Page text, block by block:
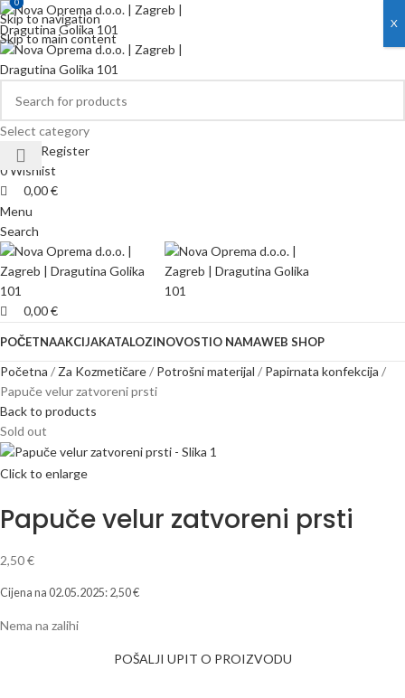
Skip to navigation
Skip to main content
Select category
Login / Register
0 Wishlist
0
0,00€
Menu
Search
0
0,00€
POČETNAAKCIJAKATALOZINOVOSTIO NAMAWEB SHOP
Početna Za Kozmetičare Potrošni materijal
Papirnata konfekcija
Papuče velur zatvoreni prsti
Back to products
Sold out
Click to enlarge
Papuče velur zatvoreni prsti
2,50€
Cijena na 02.05.2025: 2,50€
Nema na zalihi
POŠALJI UPIT O PROIZVODU
X